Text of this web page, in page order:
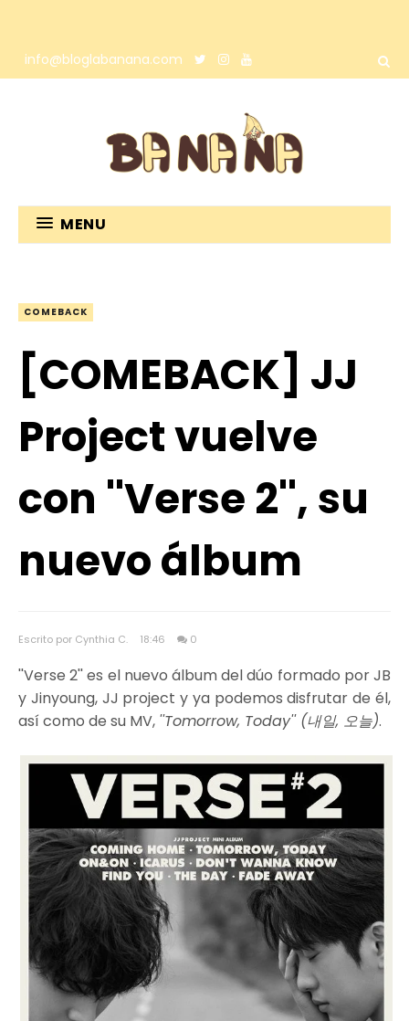
info@bloglabanana.com
MENU
COMEBACK
[COMEBACK] JJ
Project vuelve
con ''Verse 2'', su
nuevo álbum
Escrito por Cynthia C. 18:46 0
''Verse 2'' es el nuevo álbum del dúo formado por JB
y Jinyoung, JJ project y ya podemos disfrutar de él,
así como de su MV, ''Tomorrow, Today'' (내일, 오늘).